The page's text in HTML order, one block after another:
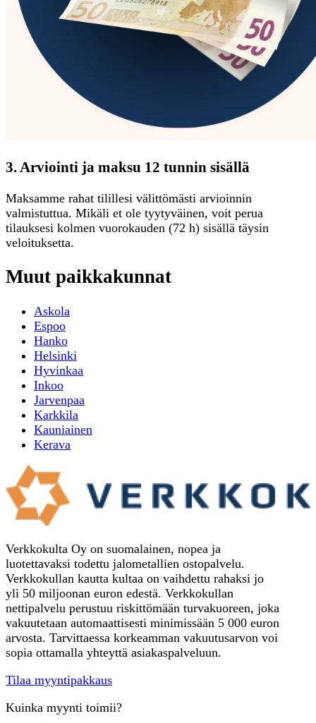
3. Arviointi ja maksu 12 tunnin sisällä
Maksamme rahat tilillesi välittömästi arvioinnin
valmistuttua. Mikäli et ole tyytyväinen, voit perua
tilauksesi kolmen vuorokauden (72 h) sisällä täysin
veloituksetta.
Muut paikkakunnat
Askola
Espoo
Hanko
Helsinki
Hyvinkaa
Inkoo
Jarvenpaa
Karkkila
Kauniainen
Kerava
Verkkokulta Oy on suomalainen, nopea ja
luotettavaksi todettu jalometallien ostopalvelu.
Verkkokullan kautta kultaa on vaihdettu rahaksi jo
yli 50 miljoonan euron edestä. Verkkokullan
nettipalvelu perustuu riskittömään turvakuoreen, joka
vakuutetaan automaattisesti minimissään 5 000 euron
arvosta. Tarvittaessa korkeamman vakuutusarvon voi
sopia ottamalla yhteyttä asiakaspalveluun.
Tilaa myyntipakkaus
Kuinka myynti toimii?